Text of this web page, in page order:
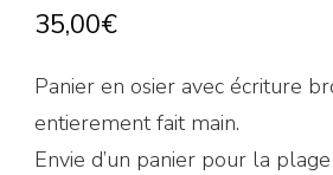
35,00€
Panier en osier avec écriture
entierement fait main.
Envie d’un panier pour la